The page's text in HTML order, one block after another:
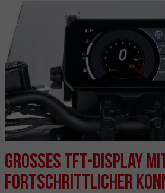
Großes TFT-Display
fortschrittlicher